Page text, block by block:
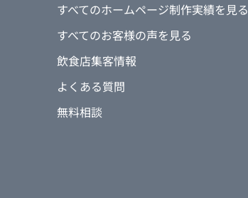
すべてのホームページ制作実績を見る
すべてのお客様の声を見る
飲食店集客情報
よくある質問
無料相談